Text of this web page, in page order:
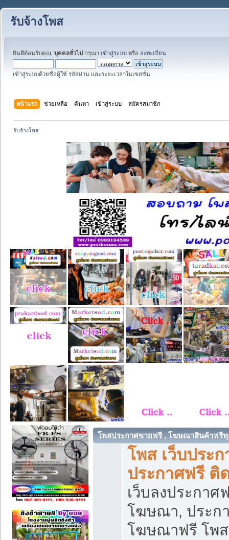
รับจ้างโพส
ยินดีต้อนรับคุณ, บุคคลทั่วไป กรุณา เข้าสู่ระบบ หรือ ลงทะเบียน
เข้าสู่ระบบด้วยชื่อผู้ใช้ รหัสผ่าน และระยะเวลาในเซสชั่น
หน้าแรก ช่วยเหลือ ค้นหา เข้าสู่ระบบ สมัครสมาชิก
รับจ้างโพส
โพสประกาศขายฟรี , โฆษณาสินค้าฟรี
โพส เว็บประก
ประกาศฟรี ติ
เว็บลงประกา
โฆษณา, ประก
โฆษณาฟรี โพส